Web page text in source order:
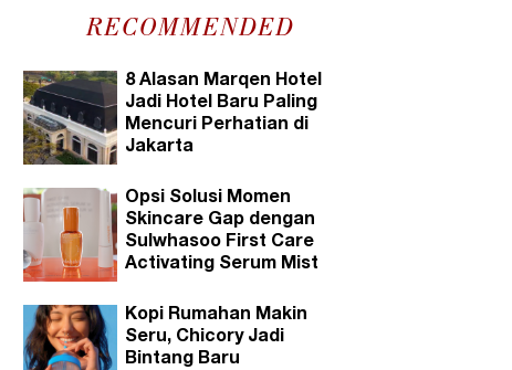
RECOMMENDED
8 Alasan Marqen Hotel
Jadi Hotel Baru Paling
Mencuri Perhatian di
Jakarta
Opsi Solusi Momen
Skincare Gap dengan
Sulwhasoo First Care
Activating Serum Mist
Kopi Rumahan Makin
Seru, Chicory Jadi
Bintang Baru